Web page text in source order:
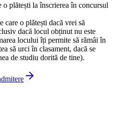
o plătești la înscrierea în concursul
care o plătești dacă vrei să
dacă locul obținut nu este
locului îți permite să rămâi în
să urci în clasament, dacă se
de studiu dorită de tine).